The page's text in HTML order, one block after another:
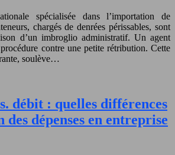
spécialisée dans l’importation de
chargés de denrées périssables, sont
d’un imbroglio administratif. Un agent
contre une petite rétribution. Cette
soulève…
débit : quelles différences
des dépenses en entreprise